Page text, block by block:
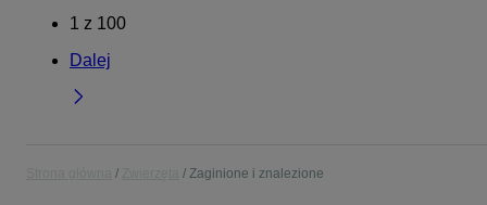
1 z 100
Dalej
Zaginione i znalezione